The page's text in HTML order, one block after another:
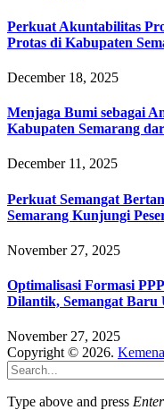
Perkuat Akuntabilitas
Protas di Kabupaten
December 18, 2025
Menjaga Bumi sebagai
Kabupaten Semarang
December 11, 2025
Perkuat Semangat
Semarang Kunjungi
November 27, 2025
Optimalisasi Formasi
Dilantik, Semangat
November 27, 2025
Copyright © 2026.
Type above and press Enter